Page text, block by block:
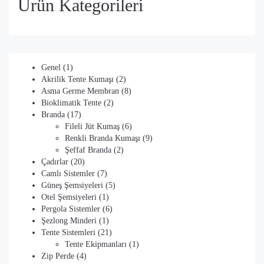
Ürün Kategorileri
Genel 1 1
ürün
Akrilik Tente Kumaşı 22
ürün
Asma Germe Membran 88
Bioklimatik Tente 22
Branda 1717
ürün
Fileli Jüt Kumaş 66
ürün
Renkli Branda Kumaşı 99
Şeffaf Branda 22
Çadırlar 2020
ürün
Camlı Sistemler 77
ürün
Güneş Şemsiyeleri 55
Otel Şemsiyeleri 1 1
ürün
Pergola Sistemler 66
Şezlong Minderi 1 1
ürün
Tente Sistemleri 21 21
ürün
Tente Ekipmanları 1 1
Zip Perde 44